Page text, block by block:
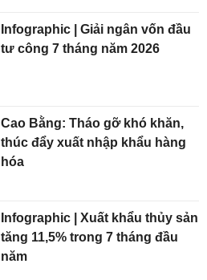
Infographic | Giải ngân vốn đầu
tư công 7 tháng năm 2026
Cao Bằng: Tháo gỡ khó khăn,
thúc đẩy xuất nhập khẩu hàng
hóa
Infographic | Xuất khẩu thủy sản
tăng 11,5% trong 7 tháng đầu
năm